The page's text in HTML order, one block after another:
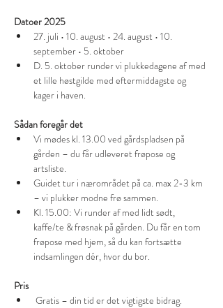
Datoer 2025
27. juli • 10. august • 24. august • 10.
september • 5. oktober
D. 5. oktober runder vi plukkedagene af med
et lille høstgilde med eftermiddagste og
kager i haven.
Sådan foregår det
Vi mødes kl. 13.00 ved gårdspladsen på
gården – du får udleveret frøpose og
artsliste.
Guidet tur i nærområdet på ca. max 2-3 km
– vi plukker modne frø sammen.
Kl. 15.00: Vi runder af med lidt sødt,
kaffe/te & frøsnak på gården. Du får en tom
frøpose med hjem, så du kan fortsætte
indsamlingen dér, hvor du bor.
Pris
Gratis – din tid er det vigtigste bidrag.